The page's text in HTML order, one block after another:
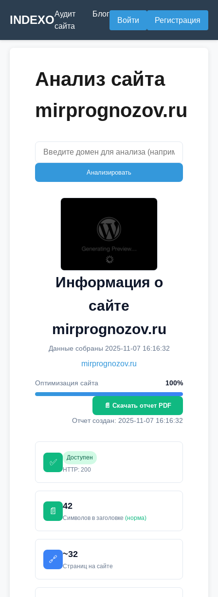
INDEXOАудит
сайта
Блог
Войти Регистрация
Анализ сайта
mirprognozov.ru
Анализировать
Информация о
сайте
mirprognozov.ru
Данные собраны 2025-11-07 16:16:32
mirprognozov.ru
Оптимизация сайта 100%
📄 Скачать отчет PDF
Отчет создан: 2025-11-07 16:16:32
✅
Доступен
HTTP: 200
📄
42
Символов в заголовке (норма)
🔗
~32
Страниц на сайте